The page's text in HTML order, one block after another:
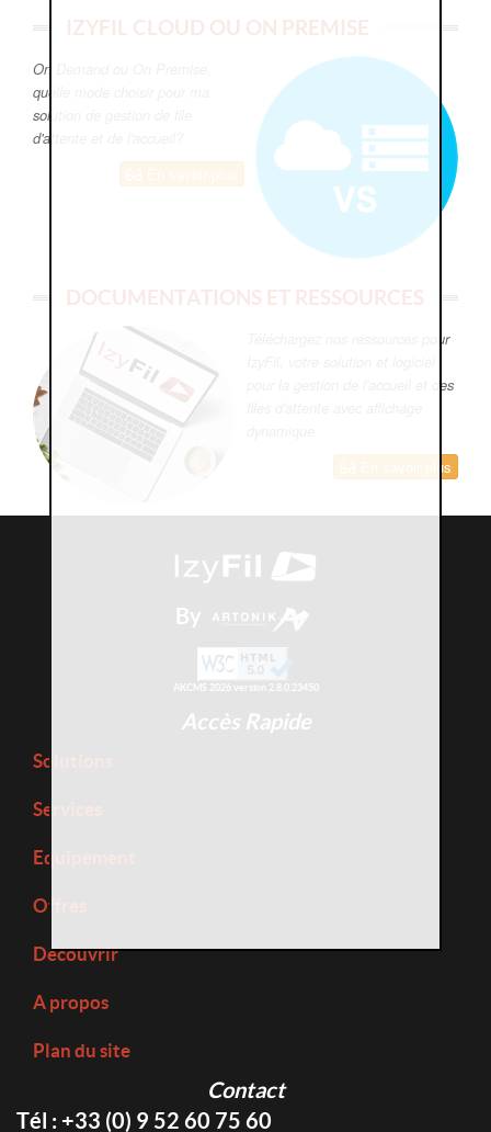
IZYFIL CLOUD OU ON PREMISE
On Demand ou On Premise,
quelle mode choisir pour ma
solution de gestion de file
d'attente et de l'accueil?
DOCUMENTATIONS ET RESSOURCES
Téléchargez nos ressources pour
pour la gestion de l'accueil et des
En savoir plus
By
AKCMS 2026 version 2.8.0.23450
Accès Rapide
Solutions
Services
Equipement
Offres
Découvrir
A propos
Plan du site
Contact
Tél : +33 (0) 9 52 60 75 60